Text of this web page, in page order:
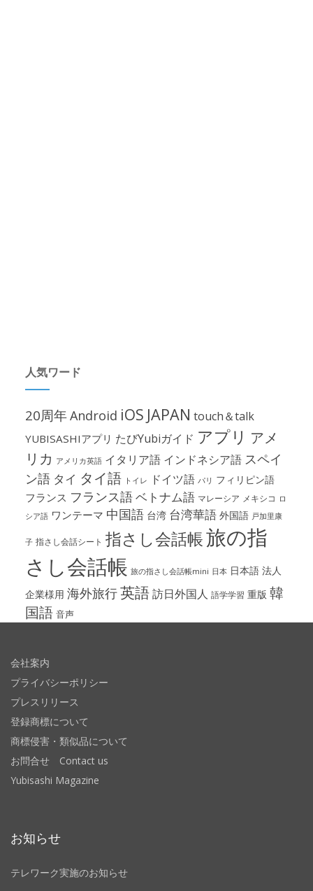
人気ワード
20周年Android iOS JAPAN touch＆talk
YUBISASHIアプリ たびYubiガイド アプリ アメ
リカ アメリカ英語 イタリア語 インドネシア語 スペイ
ン語 タイ タイ語 トイレ ドイツ語 パリ フィリピン語
フランス フランス語ベトナム語 マレーシア メキシコ ロ
シア語 ワンテーマ 中国語 台湾 台湾華語 外国語 戸加里康
子 指さし会話シート 指さし会話帳旅の指
さし会話帳 旅の指さし会話帳mini 日本 日本語 法人
企業様用 海外旅行英語訪日外国人 語学学習 重版 韓
国語 音声
会社案内
プライバシーポリシー
プレスリリース
登録商標について
商標侵害・類似品について
お問合せ Contact us
Yubisashi Magazine
お知らせ
テレワーク実施のお知らせ